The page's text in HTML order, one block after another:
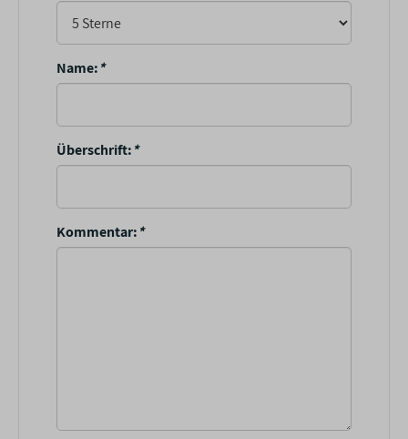
Name:*
Überschrift:*
Kommentar:*